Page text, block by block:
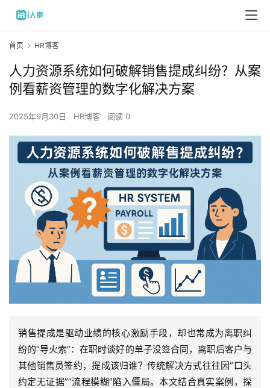
首页 HR博客
人力资源系统如何破解销售提成纠纷？从案
例看薪资管理的数字化解决方案
2025年9月30日 HR博客 阅读 0
销售提成是驱动业绩的核心激励手段，却也常成为离职纠
纷的“导火索”：在职时谈好的单子没签合同，离职后客户与
其他销售员签约，提成该归谁？传统解决方式往往因“口头
约定无证据”“流程模糊”陷入僵局。本文结合真实案例，探